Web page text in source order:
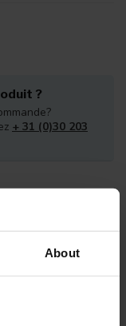
About
?
+ 31 (0)30 203